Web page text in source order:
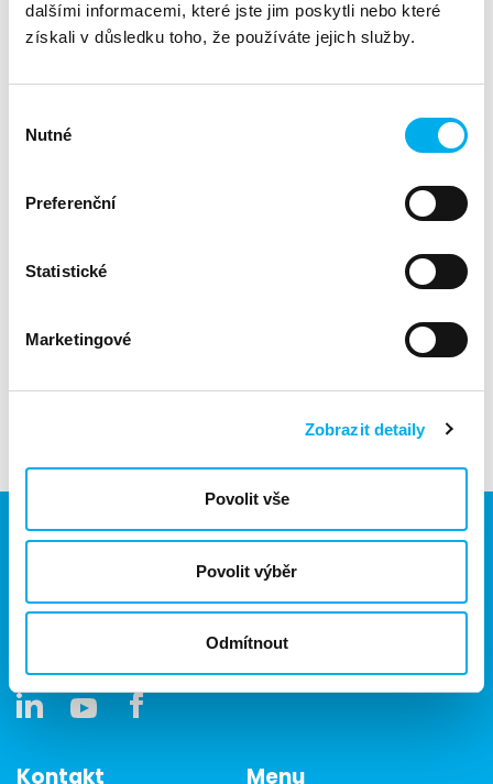
dalšími informacemi, které jste jim poskytli nebo které
získali v důsledku toho, že používáte jejich služby.
souhlasu
Nutné
Preferenční
Statistické
Marketingové
Zobrazit detaily
Povolit vše
Povolit výběr
Odmítnout
Účast na webináři je zdarma, neváhejte a přizvěte také své
kolegy – ať už nové členy týmu, nebo ty, kteří se o Fortinet
ZOOM link bude registrovaným účastníkům zaslán před akcí.
DNS Cyber Security Tým
Fortinet je již více než 20 let hnací silou ve vývoji
patří k nejrozšířenějším, nejvíce patentovaným a
nejověřenějším v oboru.
Jsme součástí eD skupiny, ekosystému firem v oblasti IT,
obchodu, softwarových řešení, komunikace, e-commerce
a technologií s 30 lety zkušeností, více než 700 odborníky